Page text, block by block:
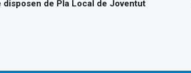
de Pla Local de Joventut